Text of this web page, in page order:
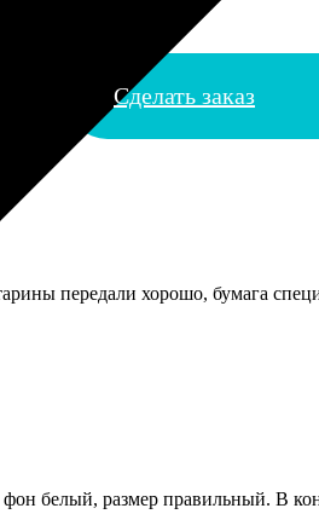
Сделать заказ
передали хорошо, бумага
белый, размер правильный. В